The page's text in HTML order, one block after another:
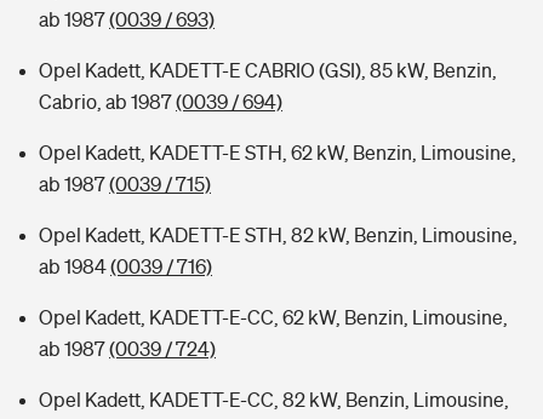
ab 1987(0039 / 693)
Opel Kadett, KADETT-E CABRIO (GSI), 85 kW, Benzin,
Cabrio, ab 1987(0039 / 694)
Opel Kadett, KADETT-E STH, 62 kW, Benzin, Limousine,
ab 1987(0039 / 715)
Opel Kadett, KADETT-E STH, 82 kW, Benzin, Limousine,
ab 1984(0039 / 716)
Opel Kadett, KADETT-E-CC, 62 kW, Benzin, Limousine,
ab 1987(0039 / 724)
Opel Kadett, KADETT-E-CC, 82 kW, Benzin, Limousine,